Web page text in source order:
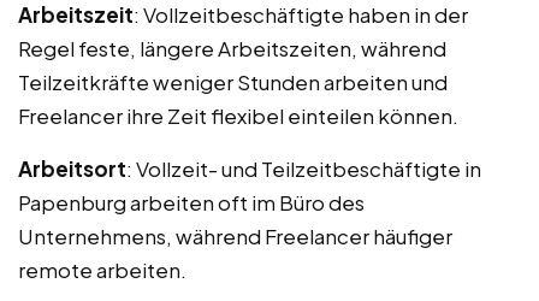
Arbeitszeit: Vollzeitbeschäftigte haben in der
Regel feste, längere Arbeitszeiten, während
Teilzeitkräfte weniger Stunden arbeiten und
Freelancer ihre Zeit flexibel einteilen können.
Arbeitsort: Vollzeit- und Teilzeitbeschäftigte in
Papenburg arbeiten oft im Büro des
Unternehmens, während Freelancer häufiger
remote arbeiten.